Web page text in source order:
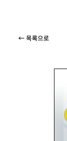
← 목록으로